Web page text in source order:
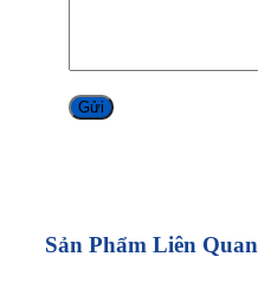
Sản Phẩm Liên Quan